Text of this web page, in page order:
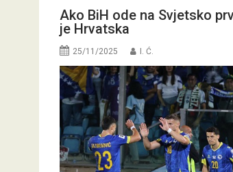
Ako BiH ode na Svjetsko
je Hrvatska
25/11/2025 I. Ć.